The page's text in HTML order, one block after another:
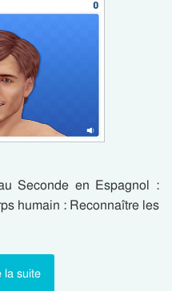
Seconde en Espagnol :
humain : Reconnaître les
la suite